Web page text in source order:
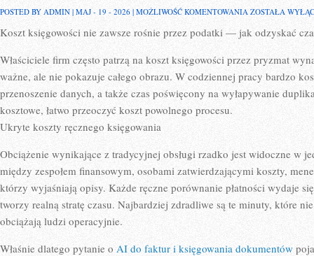
POSTED BY ADMIN | MAJ - 19 - 2026 | MOŻLIWOŚĆ KOMENTOWANIA OD
PRZEPISYWANIA
PRACY
FINANSÓW
ZOSTAŁA
Koszt księgowości nie zawsze rośnie przez podatki — jak odzyskać
Właściciele firm często patrzą na koszt księgowości przez pryzmat
ważne, ale nie pokazuje całego obrazu. W codziennej pracy bardzo
przenoszenie danych, a także czas poświęcony na wyłapywanie
kosztowe, łatwo przeoczyć koszt powolnego procesu.
Ukryte koszty ręcznego księgowania
Obciążenie wynikające z tradycyjnej obsługi rzadko jest widoczne w
między zespołem finansowym, osobami zatwierdzającymi koszty,
którzy wyjaśniają opisy. Każde ręczne porównanie płatności wydaje
tworzy realną stratę czasu. Najbardziej zdradliwe są te minuty, które
obciążają ludzi operacyjnie.
Właśnie dlatego pytanie o AI do faktur i księgowania dokumentów